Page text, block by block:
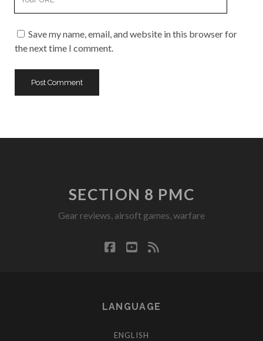
Save my name, email, and website in this browser for
the next time I comment.
SECTION 8 PMC
Gear reviews, airsoft games, warfare
facebook
youtube
rss
LANGUAGE
ENGLISH